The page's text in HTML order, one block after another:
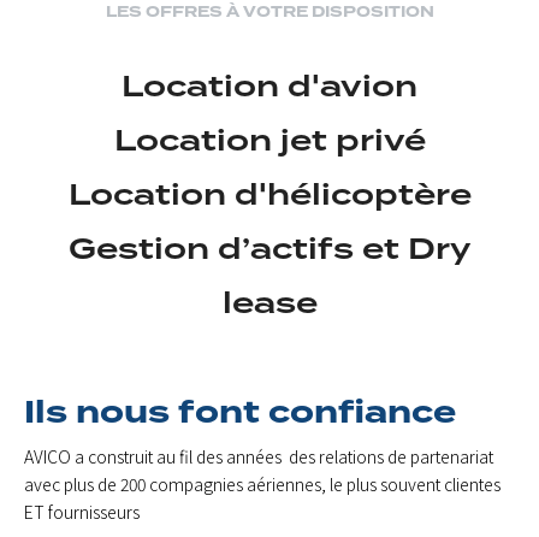
LES OFFRES À VOTRE DISPOSITION
Location d'avion
Location jet privé
Location d'hélicoptère
Gestion d’actifs et Dry
lease
Ils nous font confiance
AVICO a construit au fil des années des relations de partenariat
avec plus de 200 compagnies aériennes, le plus souvent clientes
ET fournisseurs